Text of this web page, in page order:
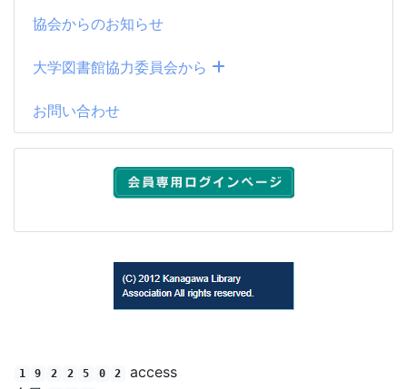
協会からのお知らせ
大学図書館協力委員会から
お問い合わせ
1 9 2 2 5 0 2
access